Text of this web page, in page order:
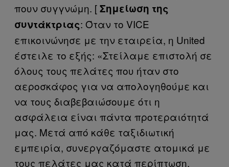
πουν συγγνώμη. [Σημείωση της
συντάκτριας: Όταν το VICE
επικοινώνησε με την εταιρεία, η United
έστειλε το εξής: «Στείλαμε επιστολή σε
όλους τους πελάτες που ήταν στο
αεροσκάφος για να απολογηθούμε και
να τους διαβεβαιώσουμε ότι η
ασφάλεια είναι πάντα προτεραιότητά
μας. Μετά από κάθε ταξιδιωτική
εμπειρία, συνεργαζόμαστε ατομικά με
τους πελάτες μας κατά περίπτωση,